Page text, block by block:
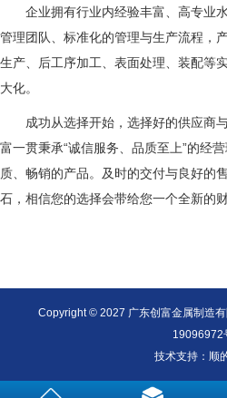
企业拥有行业内经验丰富、高专业
管理团队、标准化的管理与生产流程，
生产、后工序加工、表面处理、 装配等
大化。
成功从选择开始，选择好的供应商
富一贯秉承“诚信服务、品质至上”的经
质、畅销的产品。 及时的交付与良好的
石，相信您的选择会带给您一个全新的
Copyright © 2027 广东创富金属制
19096972
技术支持： 顺